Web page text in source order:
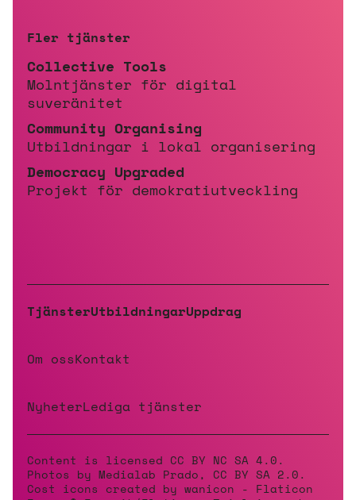
Fler tjänster
Collective Tools
Molntjänster för digital
suveränitet
Community Organising
Utbildningar i lokal organisering
Democracy Upgraded
Projekt för demokratiutveckling
TjänsterUtbildningarUppdrag
Om oss Kontakt
Nyheter Lediga tjänster
Content is licensed CC BY NC SA 4.0 .
Photos by Medialab Prado, CC BY­ SA 2.0.
Cost icons created by wanicon - Flaticon